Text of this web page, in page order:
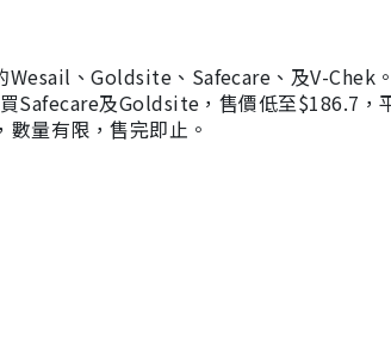
Wesail、Goldsite、Safecare、及V-Chek
Safecare及Goldsite，售價低至$186.7，
量有限，售完即止。